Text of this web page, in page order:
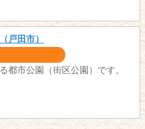
戸田市）
都市公園（街区公園）です。